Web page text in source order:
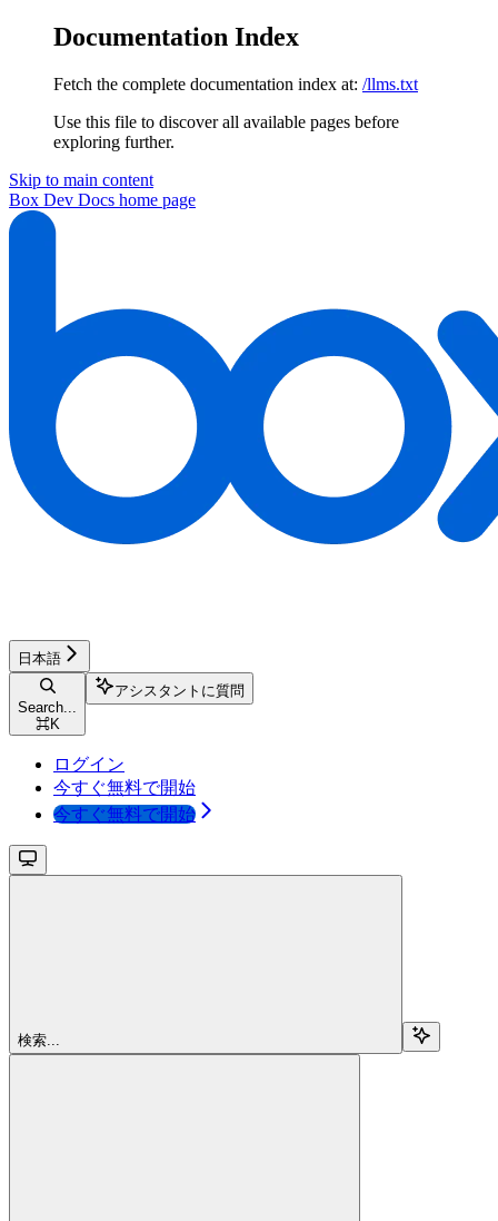
Documentation Index
Fetch the complete documentation index at: /llms.txt
Use this file to discover all available pages before
exploring further.
Skip to main content
Box Dev Docs home page
日本語
Search...
⌘K
アシスタントに質問
ログイン
今すぐ無料で開始
今すぐ無料で開始
検索...